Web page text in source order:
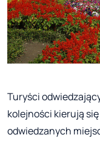
Turyści
kolejności kierują
odwiedzanych